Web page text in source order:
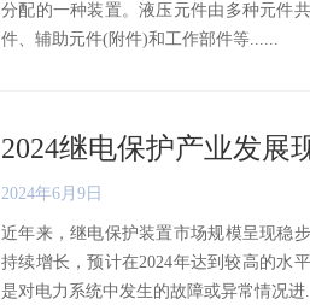
分配的一种装置。液压元件由多种元件
件、辅助元件(附件)和工作部件等......
2024继电保护产业发展
2024年6月9日
近年来，继电保护装置市场规模呈现稳
持续增长，预计在2024年达到较高的水
是对电力系统中发生的故障或异常情况进